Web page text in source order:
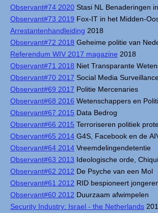
Observant#74 2020 Stasi NL Benaderingen
Observant#73 2019 Fox-IT in het Midden-
Arrestantenhandleiding 2018
Observant#72 2018 Geheime politie van
Referendum WIV 2017 magazine 2018
Observant#71 2018 Niet Transparante
Observant#70 2017 Social Media
Observant#69 2017 Politie Mercenaries
Observant#68 2016 Wetenschappers en
Observant#67 2015 Data Bedrog
Observant#66 2015 Terroriseren politiek
Observant#65 2014 G4S, Facebook en de
Observant#64 2014 Vreemdelingendetentie
Observant#63 2013 Ideologische orde,
Observant#62 2012 De Psyche van een Mol
Observant#61 2012 RID bespioneert
Observant#60 2012 Duurzaam afwimpelen
Security Industry: Israel - the Netherlands